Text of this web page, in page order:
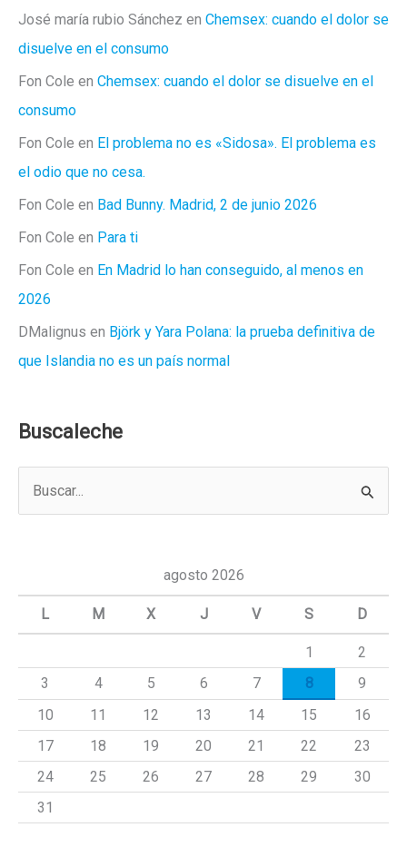
José maría rubio Sánchez en Chemsex: cuando el dolor se
disuelve en el consumo
Fon Cole en Chemsex: cuando el dolor se disuelve en el
consumo
Fon Cole en El problema no es «Sidosa». El problema es
el odio que no cesa.
Fon Cole en Bad Bunny. Madrid, 2 de junio 2026
Fon Cole en Para ti
Fon Cole en En Madrid lo han conseguido, al menos en
2026
DMalignus en Björk y Yara Polana: la prueba definitiva de
que Islandia no es un país normal
Buscaleche
a
agosto 2026
L M X J V S D
1
2
3
4 5 6 7 8
9
10
11 12 13 14 15
16
17
18 19 20 21 22
23
24
25 26 27 28 29
30
31